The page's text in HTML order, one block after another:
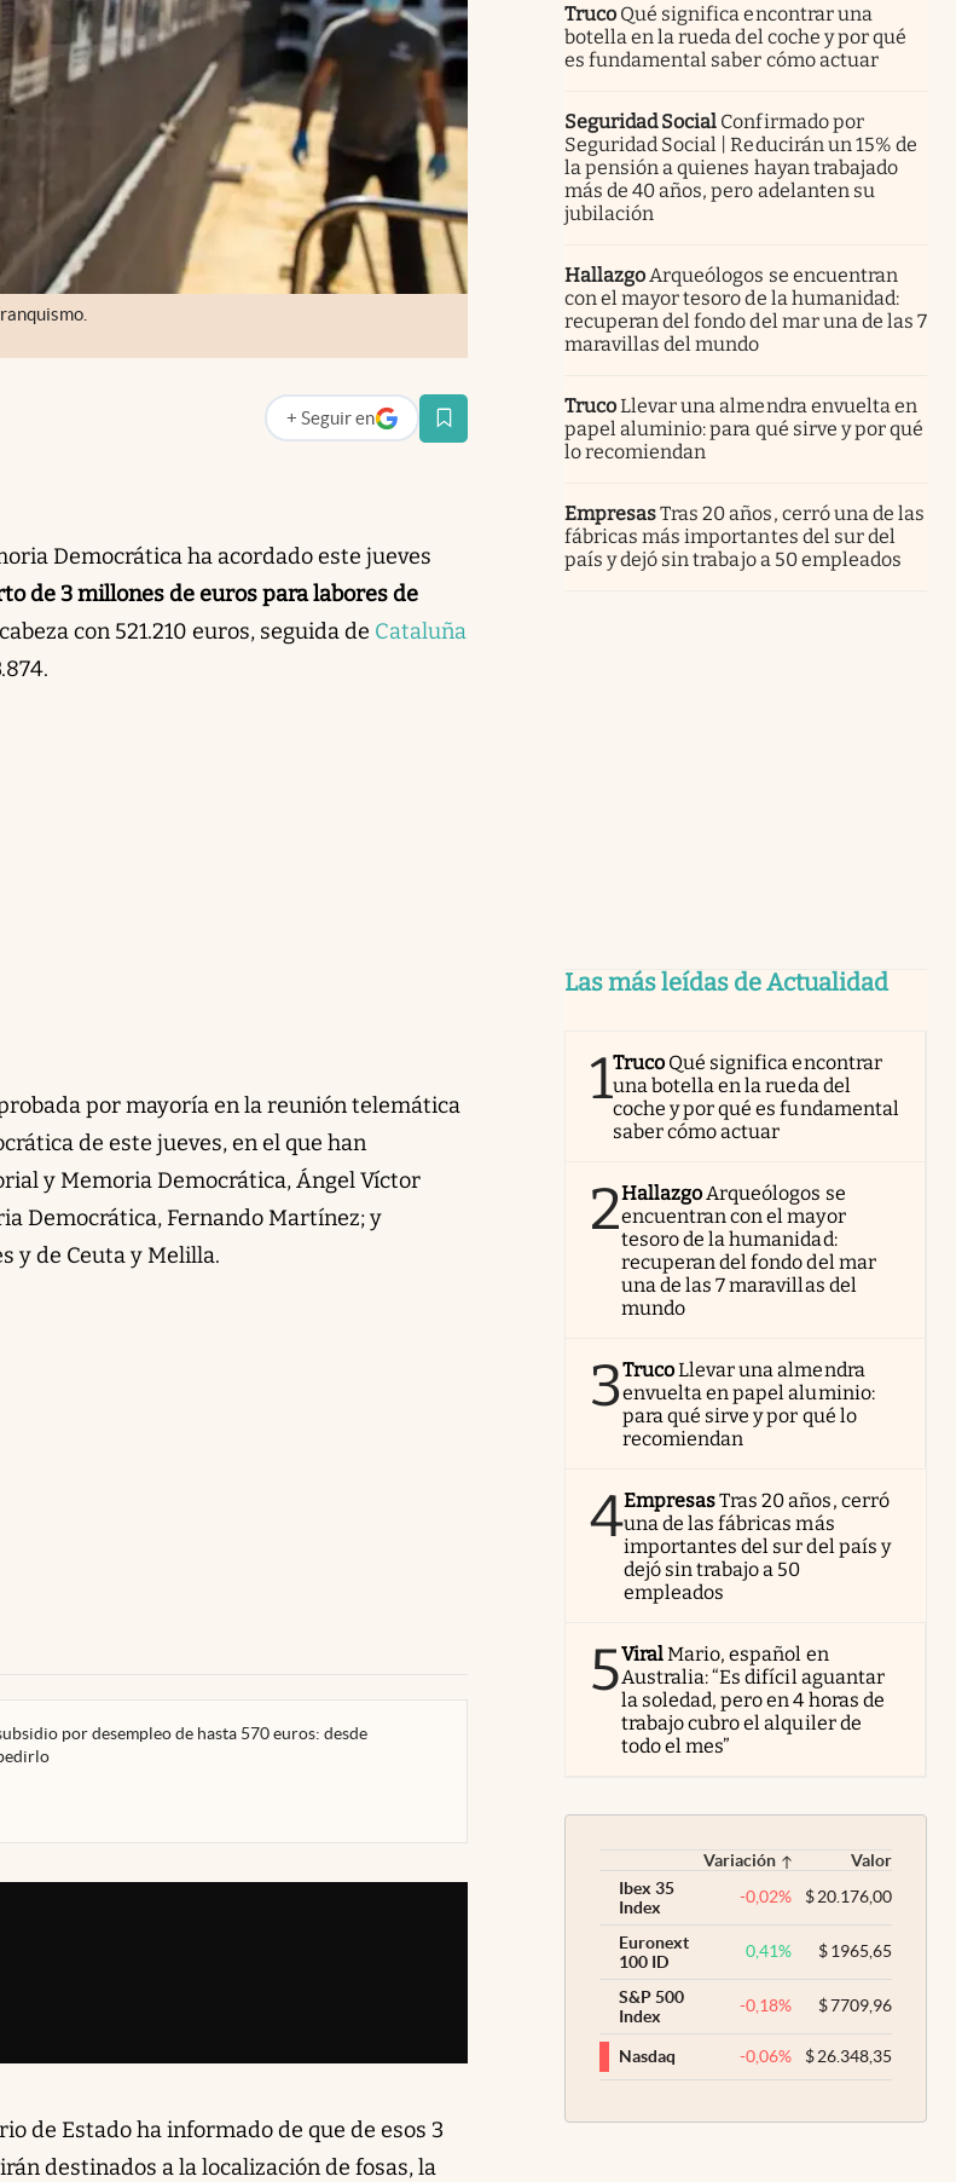
+ Seguir en
abre en nueva pestaña
Democrática ha acordado este jueves
de 3 millones de euros para labores de
con 521.210 euros, seguida de Cataluña
por mayoría en la reunión telemática
de este jueves, en el que han
y Memoria Democrática, Ángel Víctor
Democrática, Fernando Martínez; y
y de Ceuta y Melilla.
por desempleo de hasta 570 euros: desde
de Estado ha informado de que de esos 3
destinados a la localización de fosas, la
Truco Qué significa encontrar una
botella en la rueda del coche y por qué
es fundamental saber cómo actuar
Seguridad Social Confirmado por
Seguridad Social | Reducirán un 15% de
la pensión a quienes hayan trabajado
más de 40 años, pero adelanten su
jubilación
HallazgoArqueólogos se encuentran
con el mayor tesoro de la humanidad:
recuperan del fondo del mar una de las 7
maravillas del mundo
TrucoLlevar una almendra envuelta en
papel aluminio: para qué sirve y por qué
lo recomiendan
EmpresasTras 20 años, cerró una de las
fábricas más importantes del sur del
país y dejó sin trabajo a 50 empleados
Las más leídas de Actualidad
1Truco Qué significa encontrar
una botella en la rueda del
coche y por qué es fundamental
saber cómo actuar
2HallazgoArqueólogos se
encuentran con el mayor
tesoro de la humanidad:
recuperan del fondo del mar
una de las 7 maravillas del
mundo
3TrucoLlevar una almendra
envuelta en papel aluminio:
para qué sirve y por qué lo
recomiendan
4EmpresasTras 20 años, cerró
una de las fábricas más
importantes del sur del país y
dejó sin trabajo a 50
empleados
5ViralMario, español en
Australia: “Es difícil aguantar
la soledad, pero en 4 horas de
trabajo cubro el alquiler de
todo el mes”
Variación
Valor
Ibex 35
Index
-0,02% $20.176,00
Euronext
100 ID
0,41% $1965,65
S&P 500
Index
-0,18% $7709,96
Nasdaq -0,06% $26.348,35